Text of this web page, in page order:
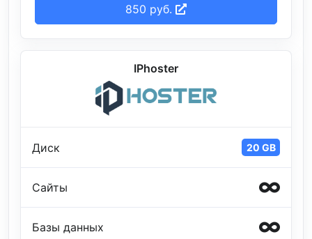
850 руб.
IPhoster
Диск 20 GB
Сайты
Базы данных